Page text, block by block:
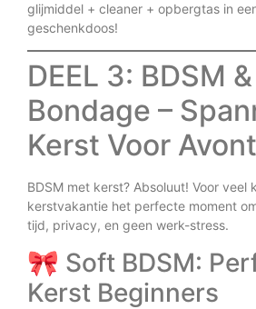
glijmiddel + cleaner + opbergtas in
geschenkdoos!
DEEL 3: BDSM &
Bondage –
Kerst Voor
BDSM met kerst? Absoluut! Voor veel
kerstvakantie het perfecte moment
tijd, privacy, en geen werk-stress.
🎀 Soft BDSM:
Kerst Beginners